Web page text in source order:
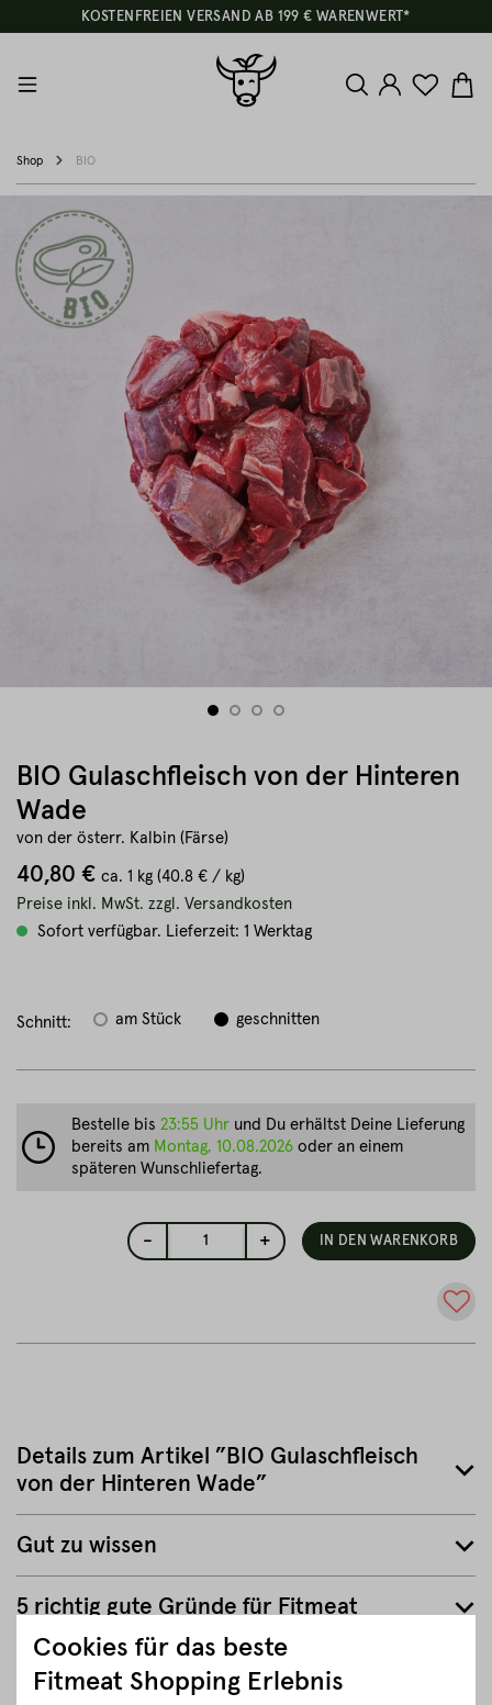
KOSTENFREIEN VERSAND AB 199 € WARENWERT*
Shop BIO
BIO Gulaschfleisch von der Hinteren
Wade
von der österr. Kalbin (Färse)
40,80 € ca. 1 kg (40.8 € / kg)
Preise inkl. MwSt. zzgl. Versandkosten
Sofort verfügbar. Lieferzeit: 1 Werktag
Schnitt: am Stück geschnitten
- 1 + IN DEN WARENKORB
Bestelle bis 23:55 Uhr und Du erhältst Deine Lieferung
bereits am Montag, 10.08.2026 oder an einem
späteren Wunschliefertag.
Details zum Artikel ”BIO Gulaschfleisch
von der Hinteren Wade”
Gut zu wissen
5 richtig gute Gründe für Fitmeat
ZURÜCK ZUR ÜBERSICHT
Cookies für das beste
Fitmeat Shopping Erlebnis